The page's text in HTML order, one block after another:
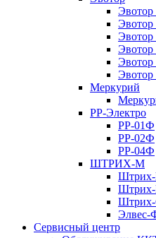
Эвотор
Эвотор
Эвотор
Эвотор
Эвотор
Эвотор
Меркурий
РР-Электро
РР-01Ф
РР-02Ф
РР-04Ф
ШТРИХ-М
Сервисный центр